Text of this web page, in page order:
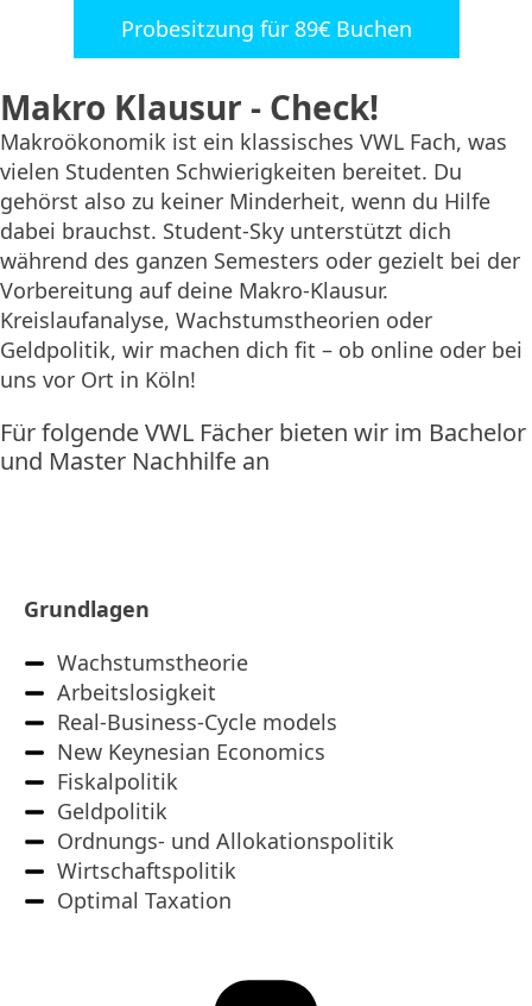
Probesitzung für 89€ Buchen
Makro Klausur - Check!
Makroökonomik ist ein klassisches VWL Fach, was
vielen Studenten Schwierigkeiten bereitet. Du
gehörst also zu keiner Minderheit, wenn du Hilfe
dabei brauchst. Student-Sky unterstützt dich
während des ganzen Semesters oder gezielt bei der
Vorbereitung auf deine Makro-Klausur.
Kreislaufanalyse, Wachstumstheorien oder
Geldpolitik, wir machen dich fit – ob online oder bei
uns vor Ort in Köln!
Für folgende VWL Fächer bieten wir im Bachelor
und Master Nachhilfe an
Grundlagen
Wachstumstheorie
Arbeitslosigkeit
Real-Business-Cycle models
New Keynesian Economics
Fiskalpolitik
Geldpolitik
Ordnungs- und Allokationspolitik
Wirtschaftspolitik
Optimal Taxation